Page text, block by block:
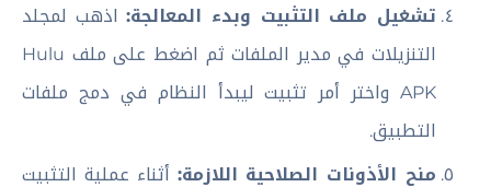
تشغيل ملف التثبيت وبدء المعالجة:اذهب لمجلد
التنزيلات في مدير الملفات ثم اضغط على ملف Hulu
APK واختر أمر تثبيت ليبدأ النظام في دمج ملفات
التطبيق.
منح الأذونات الصلاحية اللازمة: أثناء عملية التثبيت